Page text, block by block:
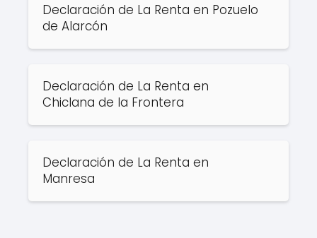
Declaración de La Renta en Pozuelo
de Alarcón
Declaración de La Renta en
Chiclana de la Frontera
Declaración de La Renta en
Manresa